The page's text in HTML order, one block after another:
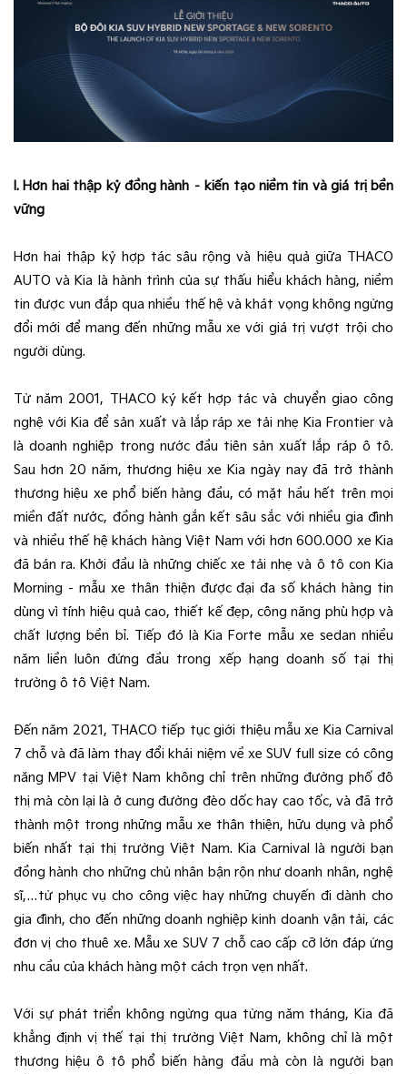
I. Hơn hai thập kỷ đồng hành – kiến tạo niềm tin và giá trị bền
vững
Hơn hai thập kỷ hợp tác sâu rộng và hiệu quả giữa THACO
AUTO và Kia là hành trình của sự thấu hiểu khách hàng, niềm
tin được vun đắp qua nhiều thế hệ và khát vọng không ngừng
đổi mới để mang đến những mẫu xe với giá trị vượt trội cho
người dùng.
Từ năm 2001, THACO ký kết hợp tác và chuyển giao công
nghệ với Kia để sản xuất và lắp ráp xe tải nhẹ Kia Frontier và
là doanh nghiệp trong nước đầu tiên sản xuất lắp ráp ô tô.
Sau hơn 20 năm, thương hiệu xe Kia ngày nay đã trở thành
thương hiệu xe phổ biến hàng đầu, có mặt hầu hết trên mọi
miền đất nước, đồng hành gắn kết sâu sắc với nhiều gia đình
và nhiều thế hệ khách hàng Việt Nam với hơn 600.000 xe Kia
đã bán ra. Khởi đầu là những chiếc xe tải nhẹ và ô tô con Kia
Morning - mẫu xe thân thiện được đại đa số khách hàng tin
dùng vì tính hiệu quả cao, thiết kế đẹp, công năng phù hợp và
chất lượng bền bỉ. Tiếp đó là Kia Forte mẫu xe sedan nhiều
năm liền luôn đứng đầu trong xếp hạng doanh số tại thị
trường ô tô Việt Nam.
Đến năm 2021, THACO tiếp tục giới thiệu mẫu xe Kia Carnival
7 chỗ và đã làm thay đổi khái niệm về xe SUV full size có công
năng MPV tại Việt Nam không chỉ trên những đường phố đô
thị mà còn lại là ở cung đường đèo dốc hay cao tốc, và đã trở
thành một trong những mẫu xe thân thiện, hữu dụng và phổ
biến nhất tại thị trường Việt Nam. Kia Carnival là người bạn
đồng hành cho những chủ nhân bận rộn như doanh nhân, nghệ
sĩ,…từ phục vụ cho công việc hay những chuyến đi dành cho
gia đình, cho đến những doanh nghiệp kinh doanh vận tải, các
đơn vị cho thuê xe. Mẫu xe SUV 7 chỗ cao cấp cỡ lớn đáp ứng
nhu cầu của khách hàng một cách trọn vẹn nhất.
Với sự phát triển không ngừng qua từng năm tháng, Kia đã
khẳng định vị thế tại thị trường Việt Nam, không chỉ là một
thương hiệu ô tô phổ biến hàng đầu mà còn là người bạn